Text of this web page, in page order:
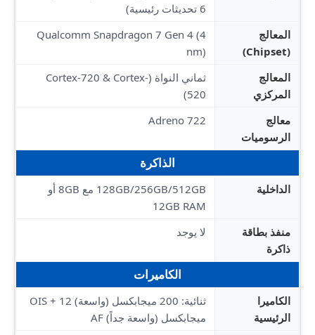
6 تحديثات رئيسية)
المعالج
(Chipset)
Qualcomm Snapdragon 7 Gen 4 (4
nm)
المعالج
المركزي
ثماني النواة (Cortex-720 & Cortex-
520)
معالج
الرسوميات
Adreno 722
الذاكرة
الداخلية
128GB/256GB/512GB مع 8GB أو
12GB RAM
منفذ بطاقة
ذاكرة
لا يوجد
الكاميرات
الكاميرا
الرئيسية
ثنائية: 200 ميجابكسل (واسعة) OIS + 12
ميجابكسل (واسعة جداً) AF